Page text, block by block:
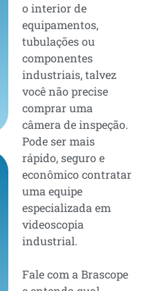
o interior de
equipamentos,
tubulações ou
componentes
industriais, talvez
você não precise
comprar uma
câmera de inspeção.
Pode ser mais
rápido, seguro e
econômico contratar
uma equipe
especializada em
videoscopia
industrial.
Fale com a Brascope